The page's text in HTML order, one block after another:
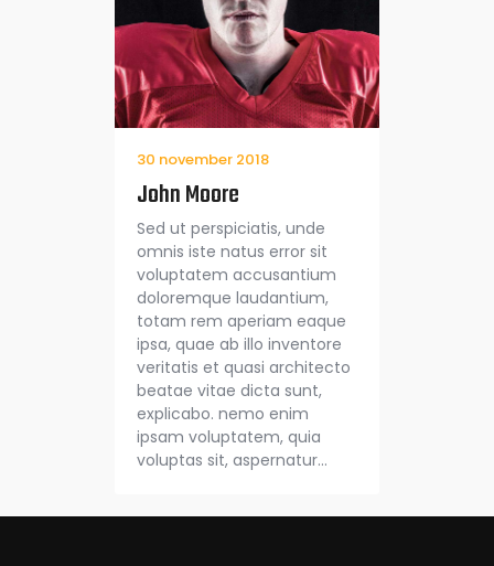
30 november 2018
John Moore
Sed ut perspiciatis, unde
omnis iste natus error sit
voluptatem accusantium
doloremque laudantium,
totam rem aperiam eaque
ipsa, quae ab illo inventore
veritatis et quasi architecto
beatae vitae dicta sunt,
explicabo. nemo enim
ipsam voluptatem, quia
voluptas sit, aspernatur…